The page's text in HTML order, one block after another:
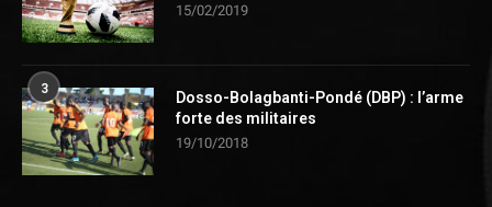
15/02/2019
3
Dosso-Bolagbanti-Pondé (DBP) : l’arme
forte des militaires
19/10/2018